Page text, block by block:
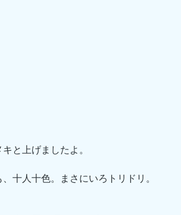
と上げましたよ。
十人十色。まさにいろトリドリ。